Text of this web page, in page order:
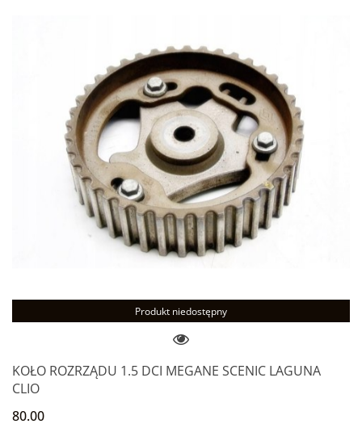
Produkt niedostępny
KOŁO ROZRZĄDU 1.5 DCI MEGANE SCENIC LAGUNA
CLIO
80.00